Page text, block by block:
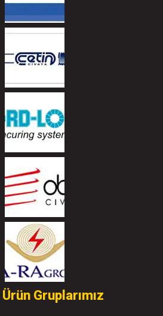
Ürün Gruplarımız